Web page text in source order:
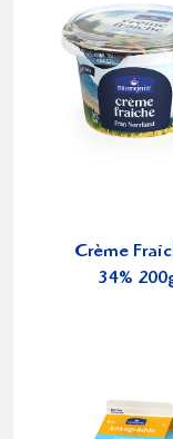
Crème
34%